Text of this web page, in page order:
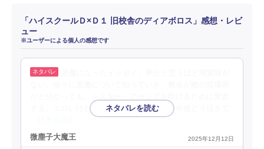
「ハイスクールＤ×Ｄ１ 旧校舎のディアボロス」感想・レビ
ュー
※ユーザーによる個人の感想です
する。エロいけど熱い！眷属と駒の設定が今後どう活きて
微塵子大魔王 2025年12月12日